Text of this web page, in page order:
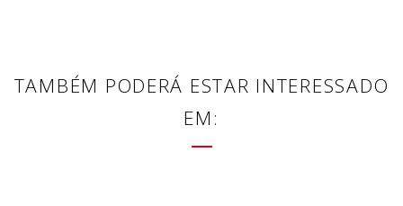
TAMBÉM PODERÁ ESTAR INTERESSADO
EM: